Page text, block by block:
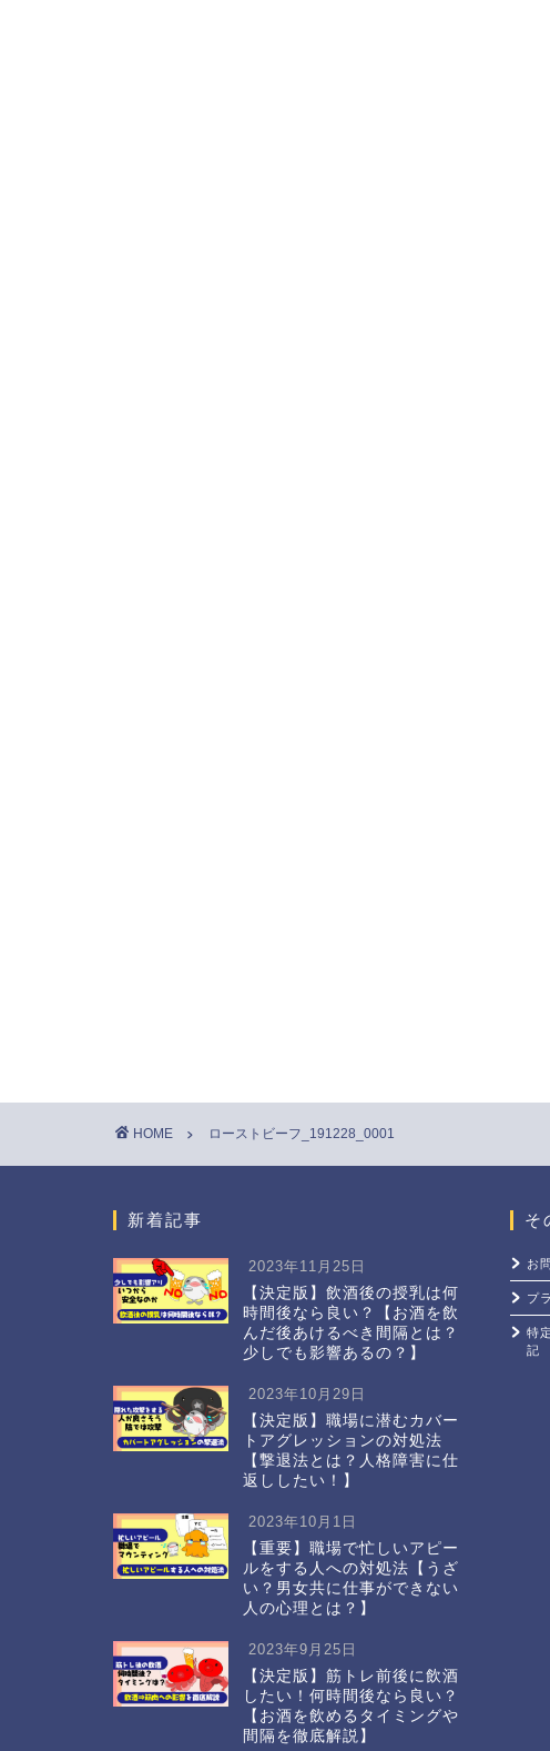
HOME ローストビーフ_191228_0001
新着記事
2023年11月25日
【決定版】飲酒後の授乳は何
時間後なら良い？【お酒を飲
んだ後あけるべき間隔とは？
少しでも影響あるの？】
2023年10月29日
【決定版】職場に潜むカバー
トアグレッションの対処法
【撃退法とは？人格障害に仕
返ししたい！】
2023年10月1日
【重要】職場で忙しいアピー
ルをする人への対処法【うざ
い？男女共に仕事ができない
人の心理とは？】
2023年9月25日
【決定版】筋トレ前後に飲酒
したい！何時間後なら良い？
【お酒を飲めるタイミングや
間隔を徹底解説】
そ
お
プ
特
記